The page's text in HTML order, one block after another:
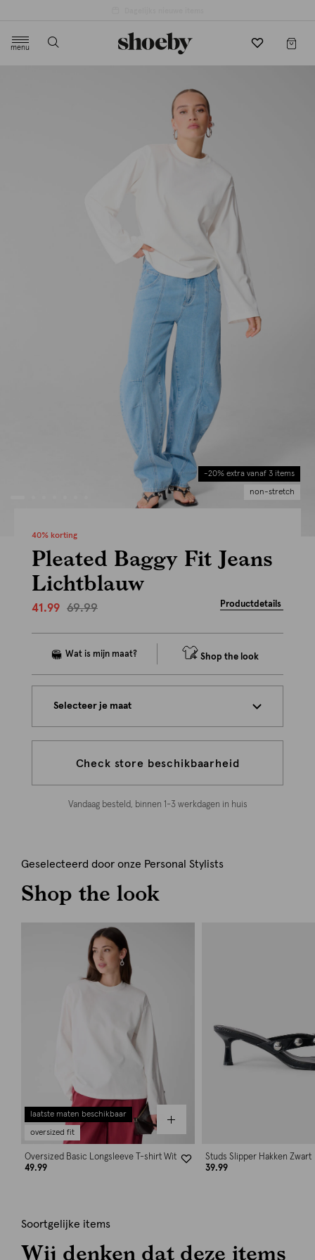
menu
-20% extra vanaf 3 items
non-stretch
40% korting
Pleated Baggy Fit Jeans
Lichtblauw
41.99 69.99 Productdetails
Shop the look
Selecteer je maat
Check store beschikbaarheid
Vandaag besteld, binnen 1-3 werkdagen in huis
Geselecteerd door onze Personal Stylists
Shop the look
laatste maten beschikbaar
oversized fit
Oversized Basic Longsleeve T-shirt Wit
49.99
Studs Slipper Hakken Zwart
39.99
Soortgelijke items
Wij denken dat deze items